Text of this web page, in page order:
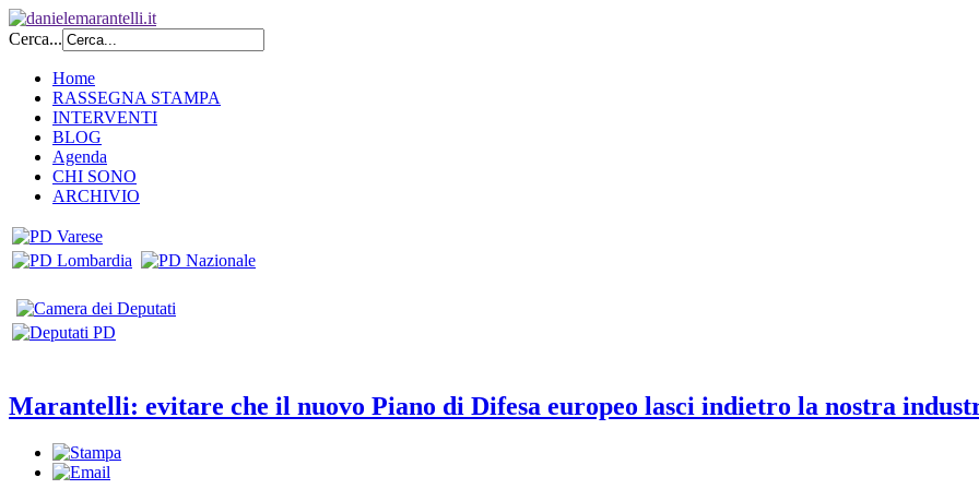
Cerca...
Home
RASSEGNA STAMPA
INTERVENTI
BLOG
Agenda
CHI SONO
ARCHIVIO
Marantelli: evitare che il nuovo Piano di Difesa europeo lasci indietro la nostra